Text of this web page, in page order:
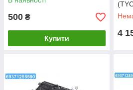
500 ₴
Купити
4